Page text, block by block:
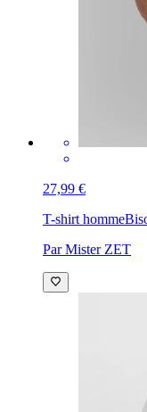
27,99 €
T-shirt homme
Par Mister ZET